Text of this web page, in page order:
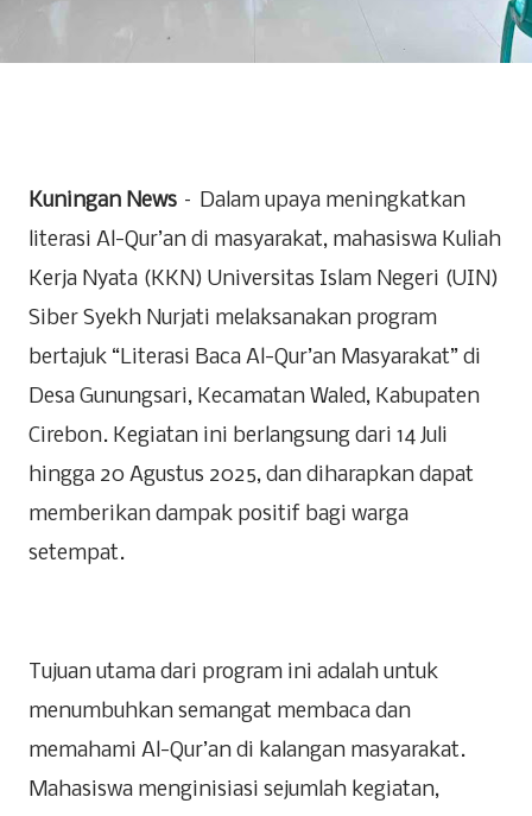
Kuningan News – Dalam upaya meningkatkan
literasi Al-Qur’an di masyarakat, mahasiswa Kuliah
Kerja Nyata (KKN) Universitas Islam Negeri (UIN)
Siber Syekh Nurjati melaksanakan program
bertajuk “Literasi Baca Al-Qur’an Masyarakat” di
Desa Gunungsari, Kecamatan Waled, Kabupaten
Cirebon. Kegiatan ini berlangsung dari 14 Juli
hingga 20 Agustus 2025, dan diharapkan dapat
memberikan dampak positif bagi warga
setempat.
Tujuan utama dari program ini adalah untuk
menumbuhkan semangat membaca dan
memahami Al-Qur’an di kalangan masyarakat.
Mahasiswa menginisiasi sejumlah kegiatan,